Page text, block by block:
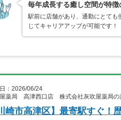
毎年成長する癒し空間が特
駅前に店舗があり、通勤にとて
じてキャリアアップが可能です！
：2026/06/24
薬局 高津西口店 株式会社灰吹屋薬局の
崎市高津区】最寄駅すぐ！